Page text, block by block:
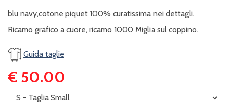
blu navy,cotone piquet 100% curatissima nei dettagli.
Ricamo grafico a cuore, ricamo 1000 Miglia sul coppino.
Guida taglie
€ 50.00